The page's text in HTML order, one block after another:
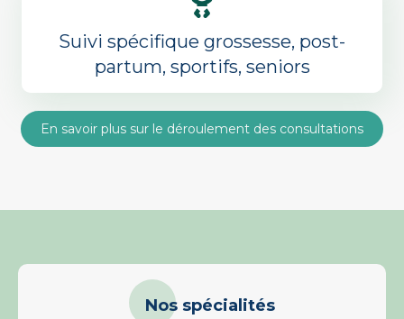
Suivi spécifique grossesse, post-
partum, sportifs, seniors
En savoir plus sur le déroulement des consultations
Nos spécialités